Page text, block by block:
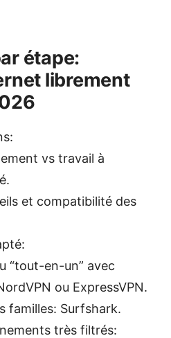
étape:
librement
vs travail à
et compatibilité des
“tout-en-un” avec
ou ExpressVPN.
familles: Surfshark.
très filtrés: